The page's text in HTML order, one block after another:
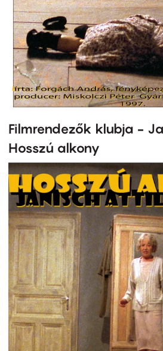
Filmrendezők klubja -
Hosszú alkony